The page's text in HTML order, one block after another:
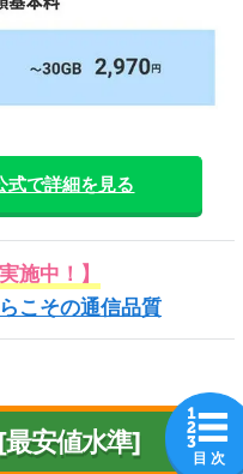
式で詳細を見る
施中！】
こその通信品質
安値水準]
目 次